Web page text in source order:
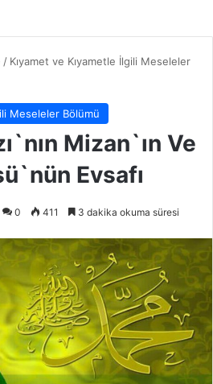
/ Kıyamet ve Kıyametle İlgili Meseleler
Meseleler Bölümü
Mizan`ın Ve
Evsafı
0 411 3 dakika okuma süresi